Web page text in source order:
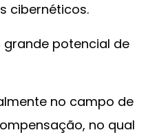
cibernéticos.
grande potencial de
no campo de
no qual